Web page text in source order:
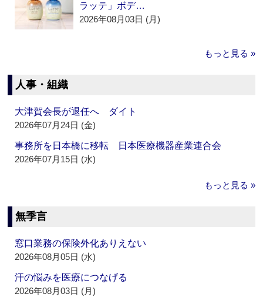
ラッテ」ボデ…
2026年08月03日 (月)
もっと見る »
人事・組織
大津賀会長が退任へ ダイト
2026年07月24日 (金)
事務所を日本橋に移転 日本医療機器産業連合会
2026年07月15日 (水)
もっと見る »
無季言
窓口業務の保険外化ありえない
2026年08月05日 (水)
汗の悩みを医療につなげる
2026年08月03日 (月)